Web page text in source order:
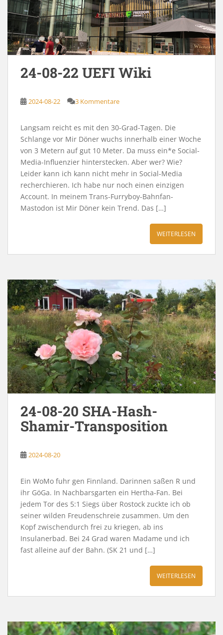
24-08-22 UEFI Wiki
2024-08-22 3 Kommentare
Langsam reicht es mit den 30-Grad-Tagen. Die
Schlange vor Mir Döner wuchs innerhalb einer Woche
von 3 Metern auf gut 10 Meter. Da muss ein*e Social-
Media-Influenzier hinterstecken. Aber wer? Wie?
Leider kann ich kann nicht mehr in Social-Media
recherchieren. Ich habe nur noch einen einzigen
Account. In meinem Trans-Furryboy-Bahnfan-
Mastodon ist Mir Döner kein Trend. Das […]
WEITERLESEN
24-08-20 SHA-Hash-
Shamir-Transposition
2024-08-20
Ein WoMo fuhr gen Finnland. Darinnen saßen R und
ihr GöGa. In Nachbarsgarten ein Hertha-Fan. Bei
jedem Tor des 5:1 Siegs über Rostock zuckte ich ob
seiner wilden Freudenschreie zusammen. Um den
Kopf zwischendurch frei zu kriegen, ab ins
Insulanerbad. Bei 24 Grad waren Madame und ich
fast alleine auf der Bahn. (SK 21 und […]
WEITERLESEN